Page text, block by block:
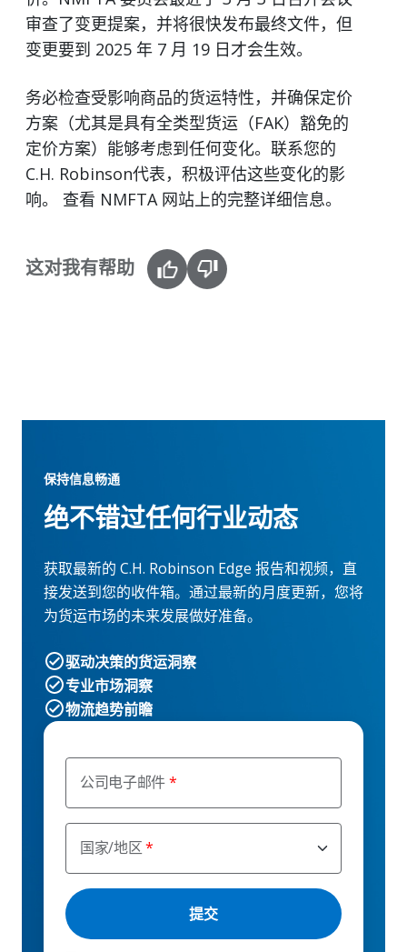
审查了变更提案，并将很快发布最终文件，但
变更要到 2025 年 7 月 19 日才会生效。
务必检查受影响商品的货运特性，并确保定价
方案（尤其是具有全类型货运（FAK）豁免的
定价方案）能够考虑到任何变化。联系您的
C.H. Robinson代表，积极评估这些变化的影
响。 查看 NMFTA 网站上的完整详细信息。
这对我有帮助
公司电子邮件
国家/地区
保持信息畅通
绝不错过任何行业动态
获取最新的 C.H. Robinson Edge 报告和视频，直
接发送到您的收件箱。通过最新的月度更新，您将
为货运市场的未来发展做好准备。
驱动决策的货运洞察
专业市场洞察
物流趋势前瞻